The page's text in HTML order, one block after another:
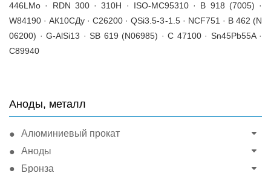
Аноды, металл
Алюминиевый прокат
Аноды
Бронза
446LMo · RDN 300 · 310H · ISO-MC95310 · B 918 (7005) ·
W84190 · АК10СДу · C26200 · QSi3.5-3-1.5 · NCF751 · B 462 (N
06200) · G-AlSi13 · SB 619 (N06985) · C 47100 · Sn45Pb55A ·
C89940